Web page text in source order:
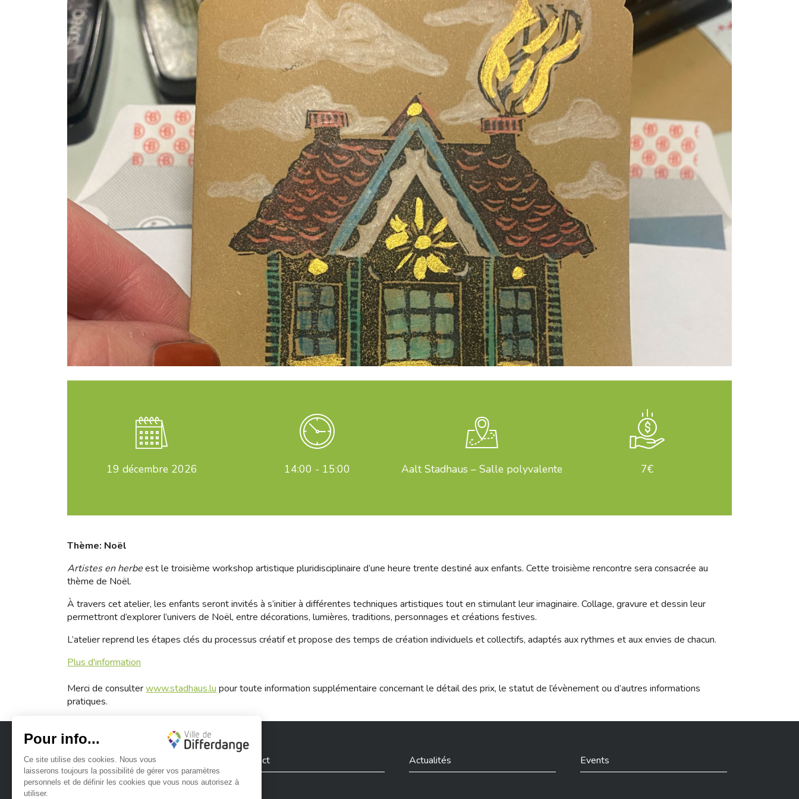
19 décembre 2026 14:00 - 15:00 Aalt Stadhaus – Salle polyvalente 7€
Thème: Noël
Artistes en herbeest le troisième workshop artistique pluridisciplinaire d’une heure trente destiné aux enfants. Cette troisième rencontre sera consacrée au
thème de Noël.
À travers cet atelier, les enfants seront invités à s’initier à différentes techniques artistiques tout en stimulant leur imaginaire. Collage, gravure et dessin leur
permettront d’explorer l’univers de Noël, entre décorations, lumières, traditions, personnages et créations festives.
L’atelier reprend les étapes clés du processus créatif et propose des temps de création individuels et collectifs, adaptés aux rythmes et aux envies de chacun.
Plus d'information
Merci de consulterwww.stadhaus.lu pour toute information supplémentaire concernant le détail des prix, le statut de l’évènement ou d’autres informations
pratiques.
Contact Actualités Events